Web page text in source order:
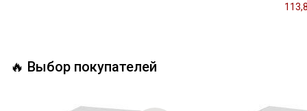
🔥 Выбор покупателей